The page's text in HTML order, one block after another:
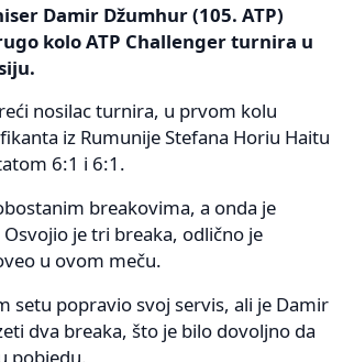
Damir Džumhur (105. ATP)
kolo ATP Challenger turnira u
nosilac turnira, u prvom kolu
iz Rumunije Stefana Horiu Haitu
6:1 i 6:1.
breakovima, a onda je
je tri breaka, odlično je
u ovom meču.
setu popravio svoj servis, ali je Damir
dva breaka, što je bilo dovoljno da
pobjedu.